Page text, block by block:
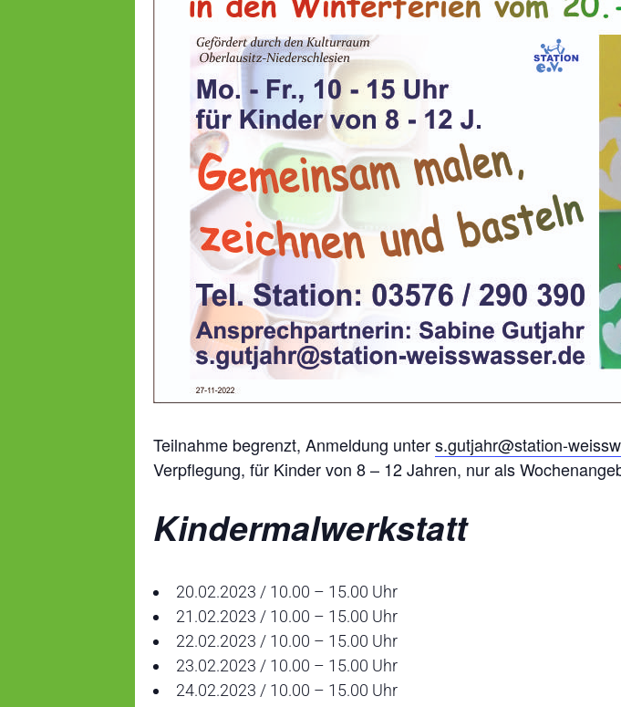
Teilnahme begrenzt, Anmeldung unters.gutjahr@station-
Verpflegung, für Kinder von 8 – 12 Jahren, nur als
Kindermalwerkstatt
20.02.2023 / 10.00 – 15.00 Uhr
21.02.2023 / 10.00 – 15.00 Uhr
22.02.2023 / 10.00 – 15.00 Uhr
23.02.2023 / 10.00 – 15.00 Uhr
24.02.2023 / 10.00 – 15.00 Uhr